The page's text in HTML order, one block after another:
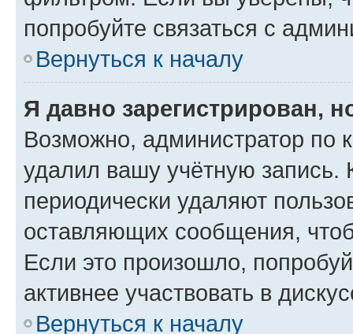
попробуйте связаться с
Вернуться к началу
Я давно зарегистрирован,
Возможно, администратор по
удалил вашу учётную запись.
периодически удаляют
оставляющих сообщения,
Если это произошло,
активнее участвовать в
Вернуться к началу